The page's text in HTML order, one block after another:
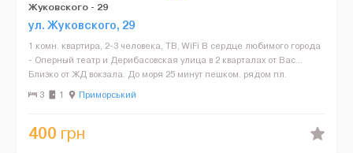
Жуковского - 29
ул. Жуковского, 29
1 комн. квартира, 2-3 человека, ТВ, WiFi В сердце любимого города
- Оперный театр и Дерибасовская улица в 2 кварталах от Вас…
Близко от ЖД вокзала. До моря 25 минут пешком. рядом пл.
Греческая, Супермаркет, игровые аттракци...
3 1 Приморський
400 грн